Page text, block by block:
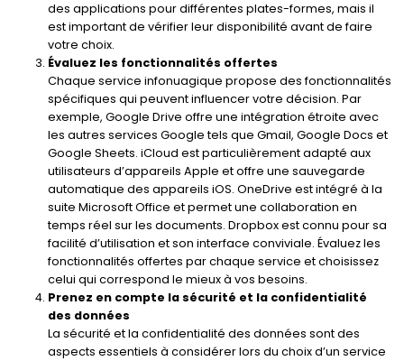
des applications pour différentes plates-formes, mais il
est important de vérifier leur disponibilité avant de faire
votre choix.
Évaluez les fonctionnalités offertes
Chaque service infonuagique propose des fonctionnalités
spécifiques qui peuvent influencer votre décision. Par
exemple, Google Drive offre une intégration étroite avec
les autres services Google tels que Gmail, Google Docs et
Google Sheets. iCloud est particulièrement adapté aux
utilisateurs d’appareils Apple et offre une sauvegarde
automatique des appareils iOS. OneDrive est intégré à la
suite Microsoft Office et permet une collaboration en
temps réel sur les documents. Dropbox est connu pour sa
facilité d’utilisation et son interface conviviale. Évaluez les
fonctionnalités offertes par chaque service et choisissez
celui qui correspond le mieux à vos besoins.
Prenez en compte la sécurité et la confidentialité
des données
La sécurité et la confidentialité des données sont des
aspects essentiels à considérer lors du choix d’un service